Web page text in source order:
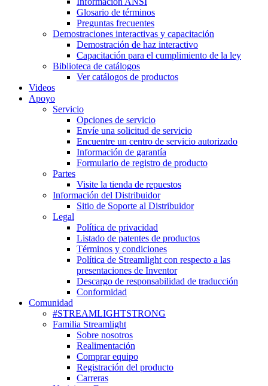
Glosario de términos
Preguntas frecuentes
Demostraciones interactivas y capacitación
Demostración de haz interactivo
Capacitación para el cumplimiento de la ley
Biblioteca de catálogos
Ver catálogos de productos
Videos
Apoyo
Servicio
Opciones de servicio
Envíe una solicitud de servicio
Encuentre un centro de servicio autorizado
Información de garantía
Formulario de registro de producto
Partes
Visite la tienda de repuestos
Información del Distribuidor
Sitio de Soporte al Distribuidor
Legal
Política de privacidad
Listado de patentes de productos
Términos y condiciones
Política de Streamlight con respecto a las
presentaciones de Inventor
Descargo de responsabilidad de traducción
Conformidad
Comunidad
#STREAMLIGHTSTRONG
Familia Streamlight
Sobre nosotros
Realimentación
Comprar equipo
Registración del producto
Carreras